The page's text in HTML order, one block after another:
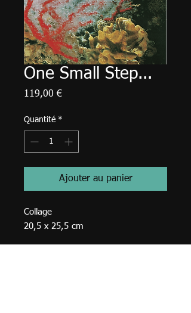
One Small Step...
119,00 €Prix
Quantité *
Ajouter au panier
Collage
20,5 x 25,5 cm